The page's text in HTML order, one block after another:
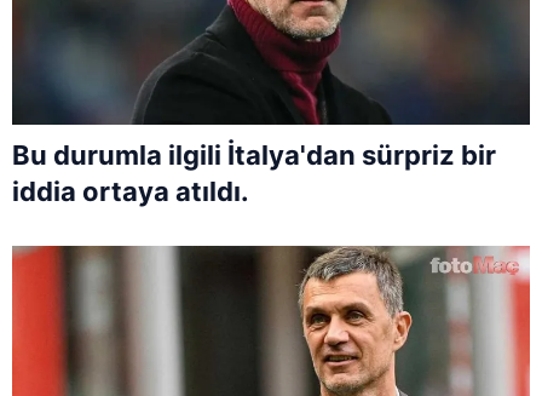
Bu durumla ilgili İtalya'dan sürpriz bir
iddia ortaya atıldı.